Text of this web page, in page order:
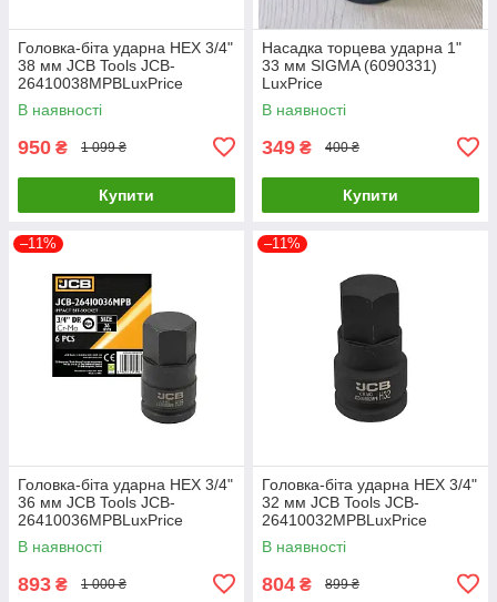
Головка-біта ударна HEX 3/4"
38 мм JCB Tools JCB-
26410038MPBLuxPrice
В наявності
950 ₴ 1 099 ₴
Купити
Насадка торцева ударна 1"
33 мм SIGMA (6090331)
LuxPrice
В наявності
349 ₴ 400 ₴
Купити
–11%
Головка-біта ударна HEX 3/4"
36 мм JCB Tools JCB-
26410036MPBLuxPrice
В наявності
893 ₴ 1 000 ₴
–11%
Головка-біта ударна HEX 3/4"
32 мм JCB Tools JCB-
26410032MPBLuxPrice
В наявності
804 ₴ 899 ₴